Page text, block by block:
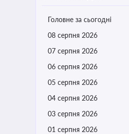
Головне за сьогодні
08 серпня 2026
07 серпня 2026
06 серпня 2026
05 серпня 2026
04 серпня 2026
03 серпня 2026
01 серпня 2026